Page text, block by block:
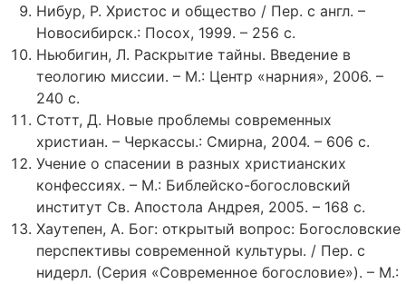
Нибур, Р. Христос и общество / Пер. с англ. –
Новосибирск.: Посох, 1999. – 256 с.
Ньюбигин, Л. Раскрытие тайны. Введение в
теологию миссии. – М.: Центр «нарния», 2006. –
240 с.
Стотт, Д. Новые проблемы современных
христиан. – Черкассы.: Смирна, 2004. – 606 с.
Учение о спасении в разных христианских
конфессиях. – М.: Библейско-богословский
институт Св. Апостола Андрея, 2005. – 168 с.
Хаутепен, А. Бог: открытый вопрос: Богословские
перспективы современной культуры. / Пер. с
нидерл. (Серия «Современное богословие»). – М.: